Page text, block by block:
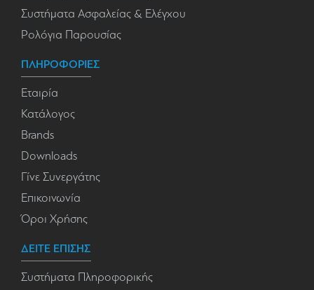
Συστήματα Ασφαλείας & Ελέγχου
Ρολόγια Παρουσίας
ΠΛΗΡΟΦΟΡΙΕΣ
Εταιρία
Κατάλογος
Brands
Downloads
Γίνε Συνεργάτης
Επικοινωνία
Όροι Χρήσης
ΔΕΙΤΕ ΕΠΙΣΗΣ
Συστήματα Πληροφορικής